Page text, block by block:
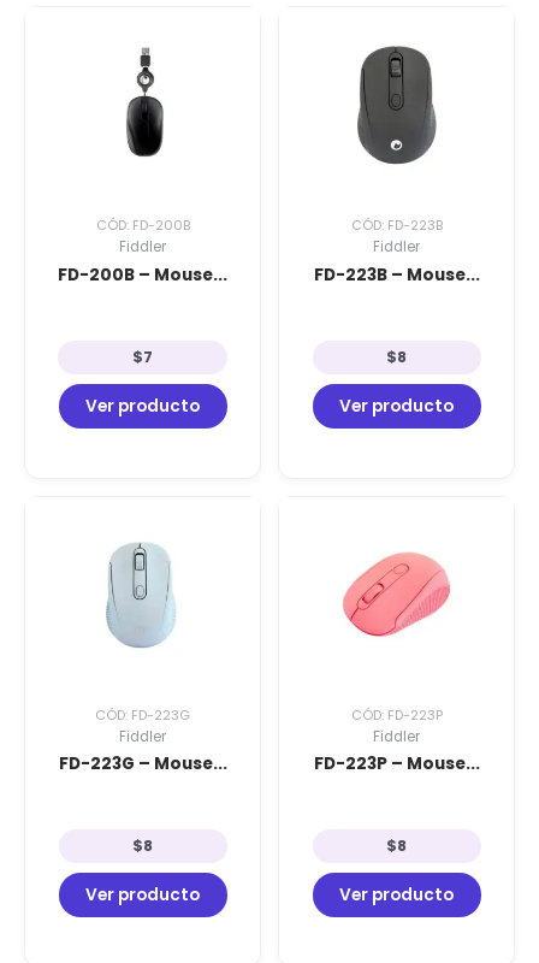
CÓD: FD-200B
Fiddler
FD-200B – Mouse...
$7
Ver producto
CÓD: FD-223B
Fiddler
FD-223B – Mouse...
$8
Ver producto
CÓD: FD-223G
Fiddler
FD-223G – Mouse...
$8
Ver producto
CÓD: FD-223P
Fiddler
FD-223P – Mouse...
$8
Ver producto